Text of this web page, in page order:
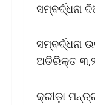
ସମ୍ବର୍ଦ୍ଧନା
ସମ୍ବର୍ଦ୍ଧନା
ଅତିରିକ୍ତ
କ୍ରୀଡ଼ା